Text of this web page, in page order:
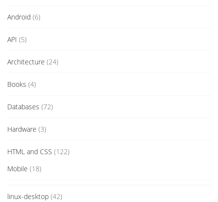
Android (6)
API (5)
Architecture (24)
Books (4)
Databases (72)
Hardware (3)
HTML and CSS (122)
Mobile (18)
linux-desktop (42)